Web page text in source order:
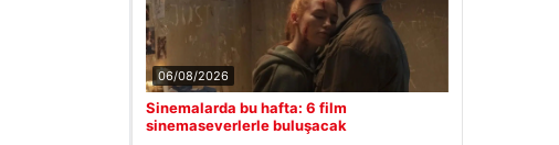
06/08/2026
Sinemalarda bu hafta: 6 film
sinemaseverlerle buluşacak